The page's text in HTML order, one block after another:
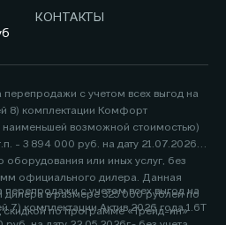
КОНТАКТЫ
перепродажи с учетом всех выгод на
8) комплектации Комфорт
наименьшей возможной стоимостью)
- 3 894 000 руб. на дату 21.07.2026
оборудования или иных услуг, без
официального дилера. Данная
дилера в размере 325 000 рублей по
по программе «Трейд-ин»
перепродажи с учетом всех выгод на
7) комплектации Актив 2026 года 1.6Т